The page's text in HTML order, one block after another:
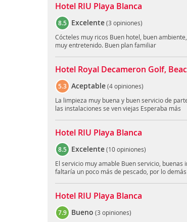
Hotel RIU Playa Blanca
8.5 Excelente(3 opiniones)
Cócteles muy ricos Buen hotel, buen
muy entretenido. Buen plan familiar
Hotel Royal Decameron Golf,
5.3 Aceptable(4 opiniones)
La limpieza muy buena y buen servicio de
las instalaciones se ven viejas Esperaba más
Hotel RIU Playa Blanca
8.5 Excelente(10 opiniones)
El servicio muy amable Buen servicio,
faltaría un poco más de pescado, por lo
Hotel RIU Playa Blanca
7.9 Bueno (3 opiniones)